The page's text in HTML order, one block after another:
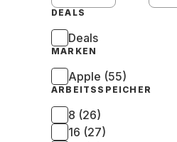
DEALS
Deals
MARKEN
Apple (55)
ARBEITSSPEICHER
8 (26)
16 (27)